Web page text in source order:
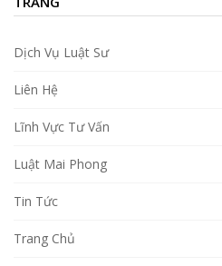
Dịch Vụ Luật Sư
Liên Hệ
Lĩnh Vực Tư Vấn
Luật Mai Phong
Tin Tức
Trang Chủ